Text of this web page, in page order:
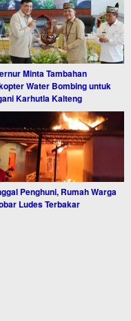
Minta Tambahan
Water Bombing untuk
Karhutla Kalteng
Penghuni, Rumah Warga
Ludes Terbakar